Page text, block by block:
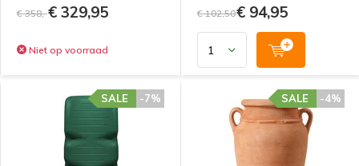
€ 358,-€ 329,95
Niet op voorraad
€ 102,50€ 94,95
-7%
SALE -4%
SALE